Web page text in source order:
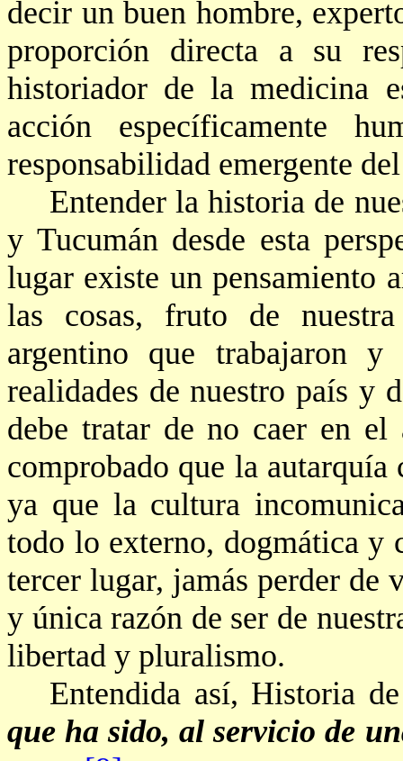
decir un buen hombre,
proporción directa a su
historiador de la medicina
acción específicamente
responsabilidad emergente
Entender la historia de
y Tucumán desde esta
lugar existe un pensamiento
las cosas, fruto de
argentino que trabajaron
realidades de nuestro país y
debe tratar de no caer en el
comprobado que la
ya que la cultura
todo lo externo, dogmática y
tercer lugar, jamás perder de
y única razón de ser de
libertad y pluralismo.
Entendida así, Historia
que ha sido, al servicio de